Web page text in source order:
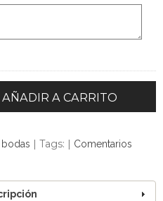
AÑADIR A CARRITO
bodas | Tags: | Comentarios